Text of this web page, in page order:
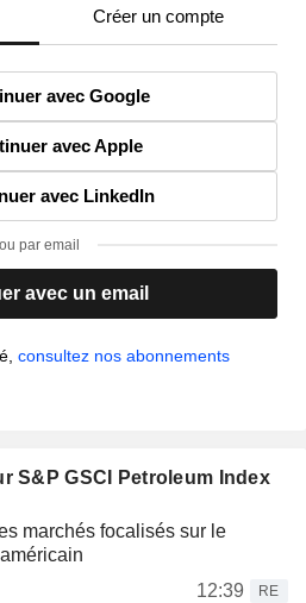
Créer un compte
avec Google
avec Apple
avec LinkedIn
ou par email
avec un email
consultez nos abonnements
S&P GSCI Petroleum Index
marchés focalisés sur le
12:39
RE